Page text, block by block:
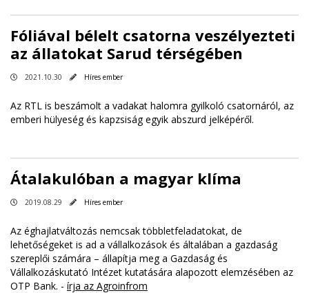
Fóliával bélelt csatorna veszélyezteti
az állatokat Sarud térségében
2021.10.30 Híres ember
Az RTL is beszámolt a vadakat halomra gyilkoló csatornáról, az
emberi hülyeség és kapzsiság egyik abszurd jelképéről.
Átalakulóban a magyar klíma
2019.08.29 Híres ember
Az éghajlatváltozás nemcsak többletfeladatokat, de
lehetőségeket is ad a vállalkozások és általában a gazdaság
szereplői számára – állapítja meg a Gazdaság és
Vállalkozáskutató Intézet kutatására alapozott elemzésében az
OTP Bank. - írja az Agroinfrom